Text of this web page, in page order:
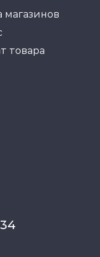
магазинов
товара